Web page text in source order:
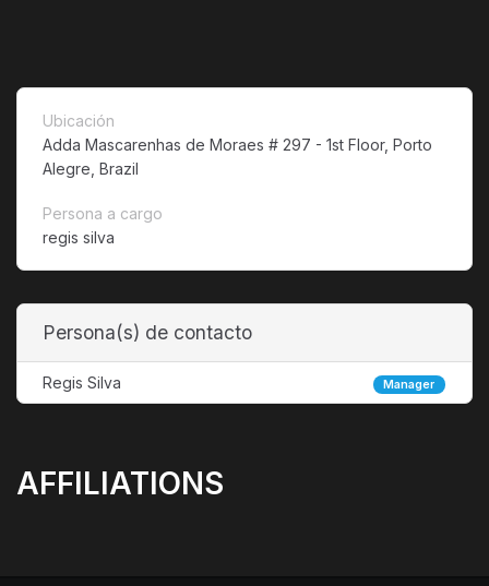
Ubicación
Adda Mascarenhas de Moraes # 297 - 1st Floor, Porto
Alegre, Brazil
Persona a cargo
regis silva
Persona(s) de contacto
Regis Silva Manager
AFFILIATIONS